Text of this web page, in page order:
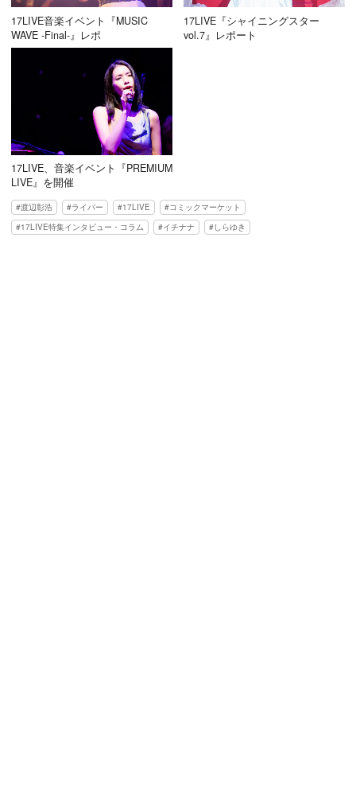
17LIVE音楽イベント『MUSIC
WAVE -Final-』レポ
17LIVE『シャイニングスター
vol.7』レポート
17LIVE、音楽イベント『PREMIUM
LIVE』を開催
渡辺彰浩 ライバー 17LIVE
コミックマーケット
17LIVE特集インタビュー・コラム
イチナナ しらゆき